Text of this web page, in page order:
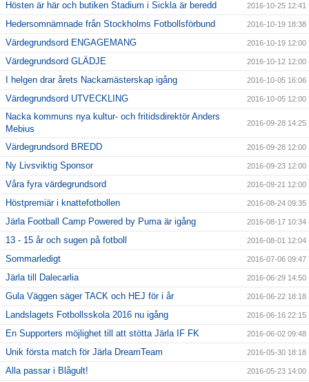
Hösten är här och butiken Stadium i Sickla är beredd 2016-10-25 12:41
Hedersomnämnade från Stockholms Fotbollsförbund 2016-10-19 18:38
Värdegrundsord ENGAGEMANG 2016-10-19 12:00
Värdegrundsord GLÄDJE 2016-10-12 12:00
I helgen drar årets Nackamästerskap igång 2016-10-05 16:06
Värdegrundsord UTVECKLING 2016-10-05 12:00
Nacka kommuns nya kultur- och fritidsdirektör Anders
Mebius
2016-09-28 14:25
Värdegrundsord BREDD 2016-09-28 12:00
Ny Livsviktig Sponsor 2016-09-23 12:00
Våra fyra värdegrundsord 2016-09-21 12:00
Höstpremiär i knattefotbollen 2016-08-24 09:35
Järla Football Camp Powered by Puma är igång 2016-08-17 10:34
13 - 15 år och sugen på fotboll 2016-08-01 12:04
Sommarledigt 2016-07-06 09:47
Järla till Dalecarlia 2016-06-29 14:50
Gula Väggen säger TACK och HEJ för i år 2016-06-22 18:18
Landslagets Fotbollsskola 2016 nu igång 2016-06-16 22:15
En Supporters möjlighet till att stötta Järla IF FK 2016-06-02 09:48
Unik första match för Järla DreamTeam 2016-05-30 18:18
Alla passar i Blågult! 2016-05-23 14:00